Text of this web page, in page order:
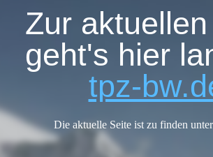
Zur aktuellen
geht's hier
tpz-
Die aktuelle Seite ist zu finden unter